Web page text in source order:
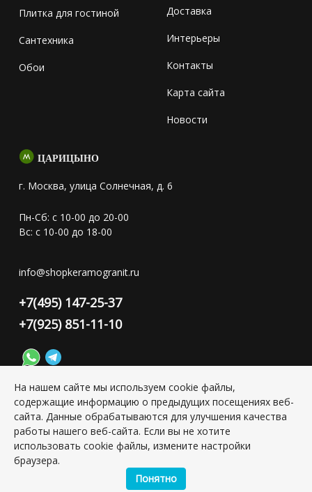
Плитка для гостиной
Сантехника
Обои
Доставка
Интерьеры
Контакты
Карта сайта
Новости
ЦАРИЦЫНО
г. Москва, улица Солнечная, д. 6
Пн-Сб: с 10-00 до 20-00
Вс: с 10-00 до 18-00
info@shopkeramogranit.ru
+7(495) 147-25-37
+7(925) 851-11-10
Конфиденциальность персональной информации
Copyright © 2026 ИП Григорьян Юлия Сергеевна, ИНН:
501703338416
На нашем сайте мы используем cookie файлы,
содержащие информацию о предыдущих посещениях веб-
сайта. Данные обрабатываются для улучшения качества
работы нашего веб-сайта. Если вы не хотите
использовать cookie файлы, измените настройки
браузера.
Понятно